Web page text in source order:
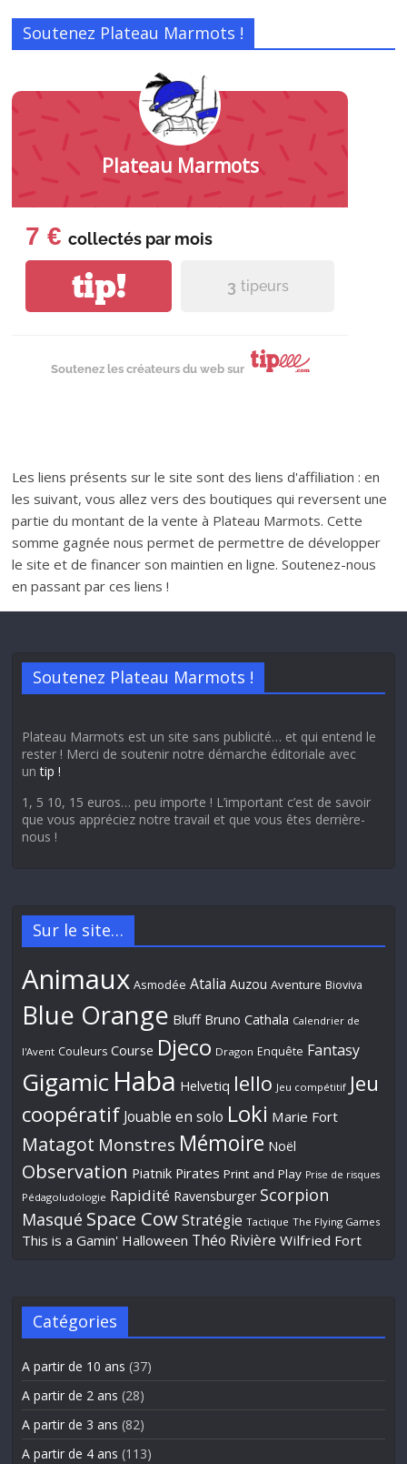
Soutenez Plateau Marmots !
Plateau Marmots
7 € collectés par mois
tip! 3 tipeurs
Soutenez les créateurs du web sur
Les liens présents sur le site sont des liens d'affiliation : en
les suivant, vous allez vers des boutiques qui reversent une
partie du montant de la vente à Plateau Marmots. Cette
somme gagnée nous permet de permettre de développer
le site et de financer son maintien en ligne. Soutenez-nous
en passant par ces liens !
Soutenez Plateau Marmots !
Plateau Marmots est un site sans publicité… et qui entend le
rester ! Merci de soutenir notre démarche éditoriale avec
untip !
1, 5 10, 15 euros… peu importe ! L’important c’est de savoir
que vous appréciez notre travail et que vous êtes derrière-
nous !
Sur le site…
Animaux Asmodée Atalia Auzou Aventure Bioviva
Blue Orange Bluff Bruno Cathala Calendrier de
l'Avent Couleurs Course Djeco Dragon Enquête Fantasy
Gigamic Haba Helvetiq Iello Jeu compétitif Jeu
coopératif Jouable en solo Loki Marie Fort
Matagot Monstres Mémoire Noël
Observation Piatnik Pirates Print and Play Prise de risques
Pédagoludologie Rapidité Ravensburger Scorpion
Masqué Space Cow Stratégie Tactique The Flying Games
This is a Gamin' Halloween Théo Rivière Wilfried Fort
Catégories
A partir de 10 ans (37)
A partir de 2 ans (28)
A partir de 3 ans (82)
A partir de 4 ans (113)